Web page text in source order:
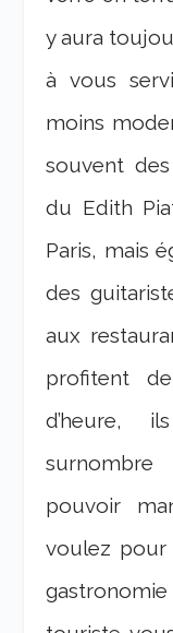
y aura
à vous
moins
souvent
du Edith
Paris, mais
des
aux
profitent
d’heure,
pouvoir
voulez pour